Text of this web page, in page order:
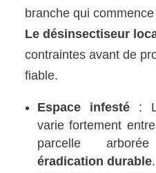
branche qui
Le désinsectiseur
contraintes avant de
fiable.
Espace infesté :
varie fortement
parcelle
éradication durable.